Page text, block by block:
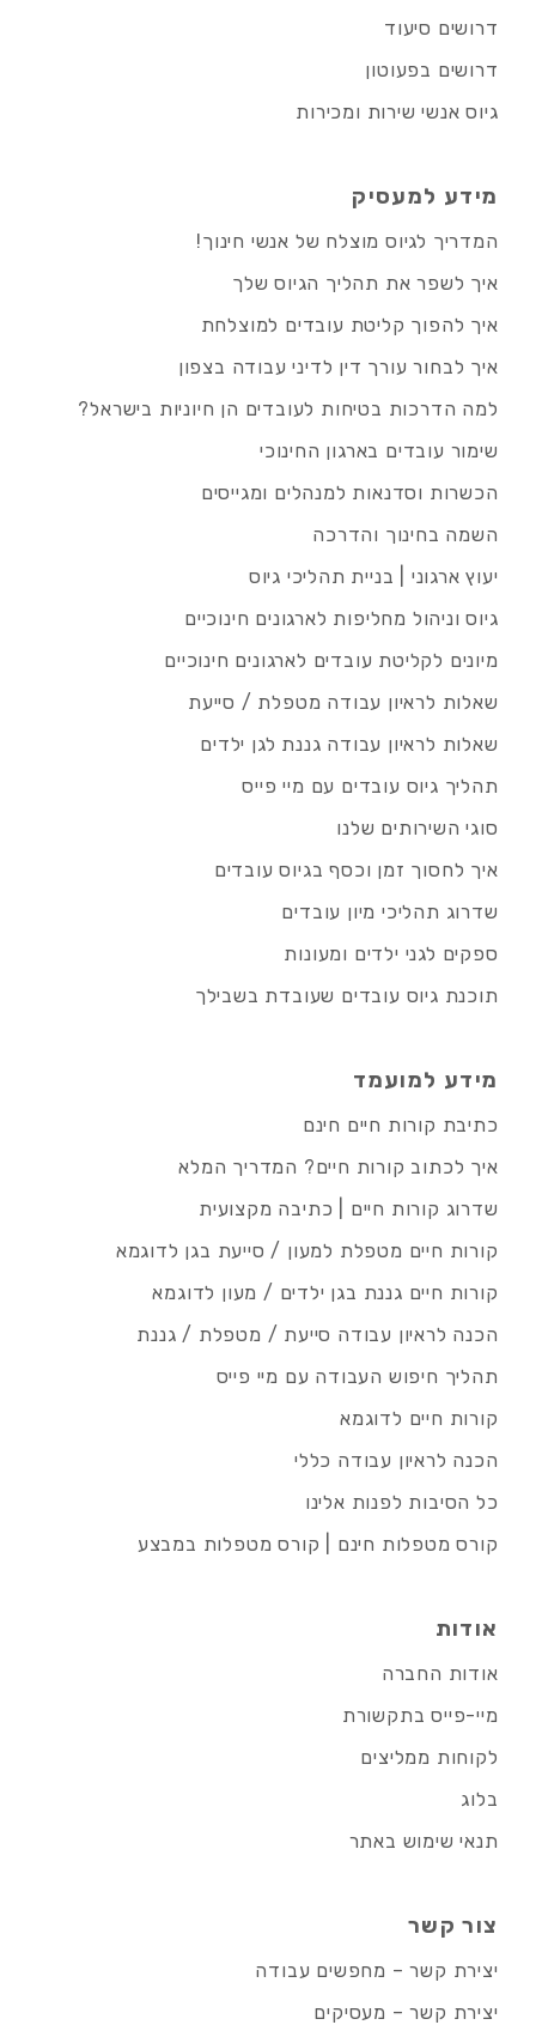
דרושים סיעוד
דרושים בפעוטון
גיוס אנשי שירות ומכירות
מידע למעסיק
המדריך לגיוס מוצלח של אנשי חינוך!
איך לשפר את תהליך הגיוס שלך
איך להפוך קליטת עובדים למוצלחת
איך לבחור עורך דין לדיני עבודה בצפון
למה הדרכות בטיחות לעובדים הן חיוניות בישראל?
שימור עובדים בארגון החינוכי
הכשרות וסדנאות למנהלים ומגייסים
השמה בחינוך והדרכה
יעוץ ארגוני | בניית תהליכי גיוס
גיוס וניהול מחליפות לארגונים חינוכיים
מיונים לקליטת עובדים לארגונים חינוכיים
שאלות לראיון עבודה מטפלת / סייעת
שאלות לראיון עבודה גננת לגן ילדים
תהליך גיוס עובדים עם מיי פייס
סוגי השירותים שלנו
איך לחסוך זמן וכסף בגיוס עובדים
שדרוג תהליכי מיון עובדים
ספקים לגני ילדים ומעונות
תוכנת גיוס עובדים שעובדת בשבילך
מידע למועמד
כתיבת קורות חיים חינם
איך לכתוב קורות חיים? המדריך המלא
שדרוג קורות חיים | כתיבה מקצועית
קורות חיים מטפלת למעון / סייעת בגן לדוגמא
קורות חיים גננת בגן ילדים / מעון לדוגמא
הכנה לראיון עבודה סייעת / מטפלת / גננת
תהליך חיפוש העבודה עם מיי פייס
קורות חיים לדוגמא
הכנה לראיון עבודה כללי
כל הסיבות לפנות אלינו
קורס מטפלות חינם | קורס מטפלות במבצע
אודות
אודות החברה
מיי-פייס בתקשורת
לקוחות ממליצים
בלוג
תנאי שימוש באתר
צור קשר
יצירת קשר – מחפשים עבודה
יצירת קשר – מעסיקים